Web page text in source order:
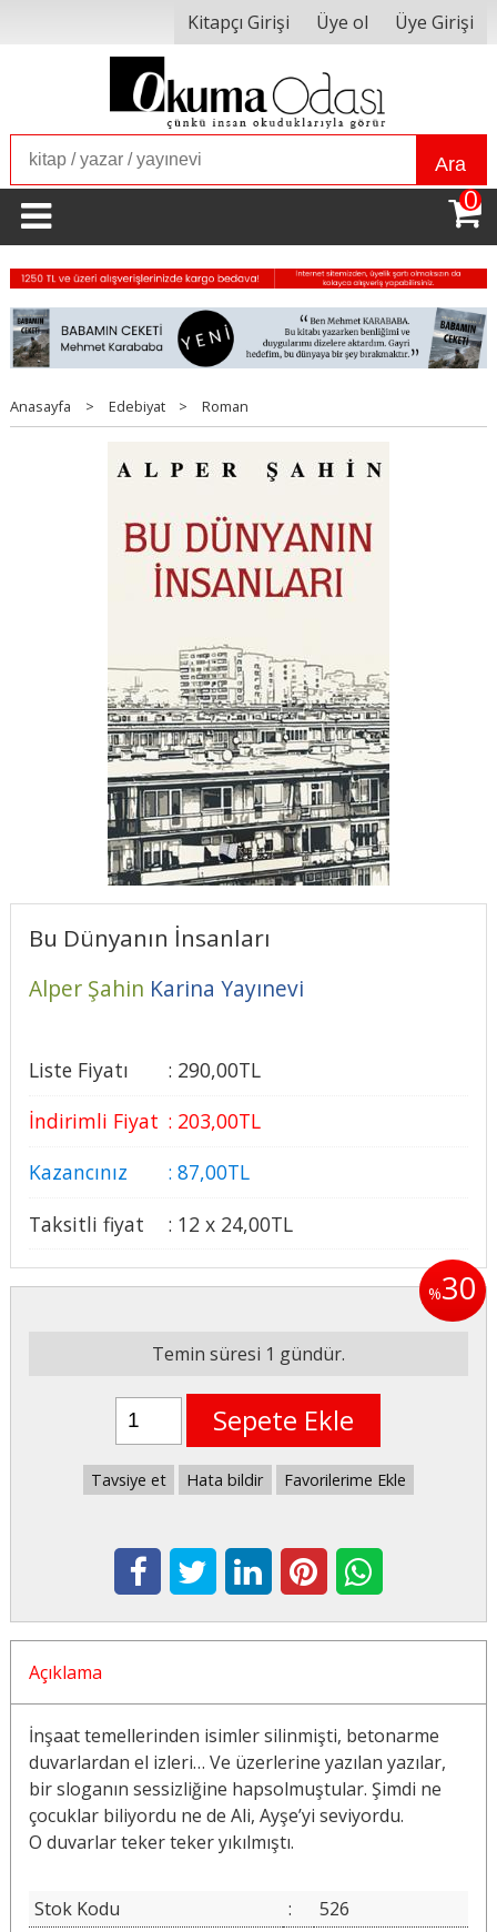
Kitapçı Girişi Üye ol Üye Girişi
Ara
0
Anasayfa > Edebiyat > Roman
Bu Dünyanın İnsanları
Alper Şahin Karina Yayınevi
Liste Fiyatı : 290,00TL
İndirimli Fiyat : 203,00TL
Kazancınız
: 87,00TL
Taksitli fiyat
: 12 x 24,00TL
%30
Temin süresi 1 gündür.
Sepete Ekle
Tavsiye et Hata bildir Favorilerime Ekle
Açıklama
İnşaat temellerinden isimler silinmişti, betonarme
duvarlardan el izleri… Ve üzerlerine yazılan yazılar,
bir sloganın sessizliğine hapsolmuştular. Şimdi ne
çocuklar biliyordu ne de Ali, Ayşe’yi seviyordu.
O duvarlar teker teker yıkılmıştı.
Stok Kodu :
526